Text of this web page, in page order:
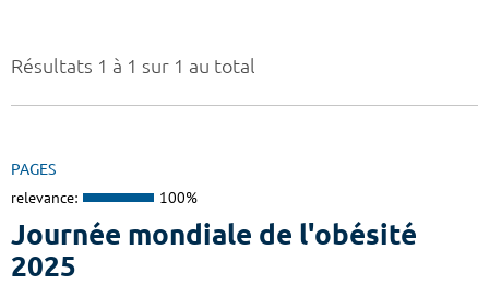
Résultats 1 à 1 sur 1 au total
PAGES
relevance: 100%
Journée mondiale de l'obésité
2025